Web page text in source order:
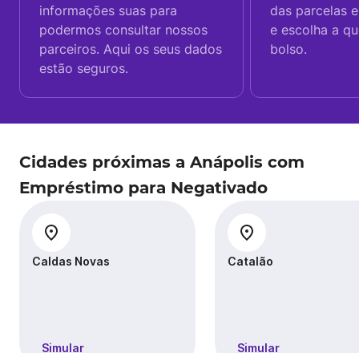
informações suas para
podermos consultar nossos
parceiros. Aqui os seus dados
estão seguros.
das parcelas
e escolha a
bolso.
Cidades próximas a Anápolis com
Empréstimo para Negativado
Caldas Novas
Simular
Catalão
Simular